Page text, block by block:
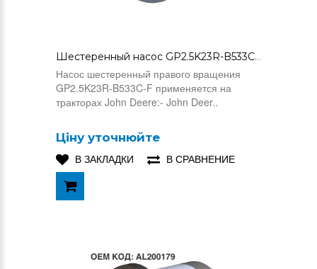
Шестеренный насос GP2.5K23R-B533C-F (AL163918)
Насос шестеренный правого вращения
GP2.5K23R-B533C-F применяется на
тракторах John Deere:- John Deer..
Ціну уточнюйте
В ЗАКЛАДКИ
В СРАВНЕНИЕ